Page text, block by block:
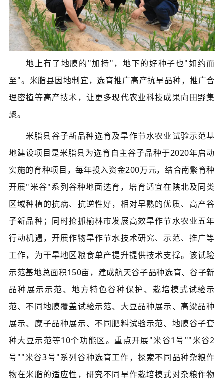
地上有了地膜的"加持"，地下的好种子也"如约而
至"。米脂县因地制宜，选育推广高产抗旱品种，推广合
理密植等高产技术，让更多现代农业科技成果向田野集
聚。
米脂县谷子新品种选育及旱作节水农业试验示范基
地建设项目是米脂县为选育自主谷子品种于2020年启动
实施的育种项目，每年投入资金200万元，结合南繁育种
开展"米谷"系列谷种地面选育，培育适宜在陕北及同类
区域种植的抗病、抗逆性好，相对早熟的优质、高产谷
子新品种；同时抢抓榆林市发展高效旱作节水农业五年
行动机遇，开展作物旱作节水技术研究、示范、推广等
工作，为干旱地区粮食单产提升提供技术支撑。该试验
示范基地总面积150亩，建成航天谷子品种选育、谷子新
品种展示示范、地方特色谷种保护、栽培模式试验示
范、不同地膜覆盖试验示范、大豆品种展示、高粱品种
展示、糜子品种展示、不同肥料试验示范、地膜谷子套
种大豆示范等10个功能区。重点开展"米谷1号""米谷2
号""米谷3号"系列谷种选育工作，探索不同品种杂粮作
物在米脂的适应性，研究不同旱作栽培模式对杂粮作物